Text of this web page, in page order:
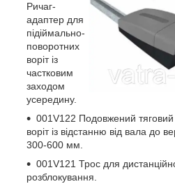
Ричаг-
адаптер для
підіймально-
поворотних
воріт із
частковим
заходом
усередину.
001V122 Подовжений тяговий
воріт із відстанню від вала до
300-600 мм.
001V121 Трос для
розблокування.